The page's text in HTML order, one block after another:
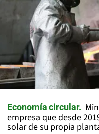
Economía circular
empresa que desde
solar de su propia